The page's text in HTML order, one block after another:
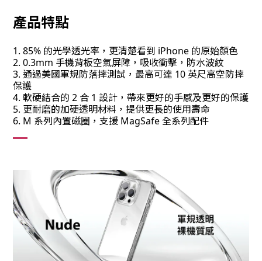
產品特點
1. 85% 的光學透光率，更清楚看到 iPhone 的原始顏色
2. 0.3mm 手機背板空氣屏障，吸收衝擊，防水波紋
3. 通過美國軍規防落摔測試，最高可達 10 英尺高空防摔
保護
5. 更耐磨的加硬透明材料，提供更長的使用壽命
6. M 系列內置磁圈，支援 MagSafe 全系列配件